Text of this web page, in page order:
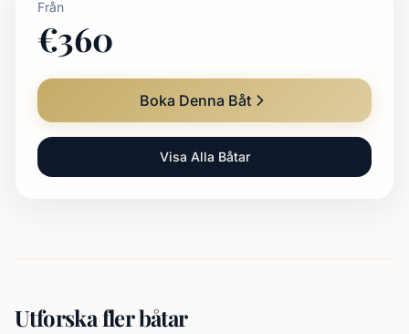
Från
€360
Boka Denna Båt
Visa Alla Båtar
Utforska fler båtar